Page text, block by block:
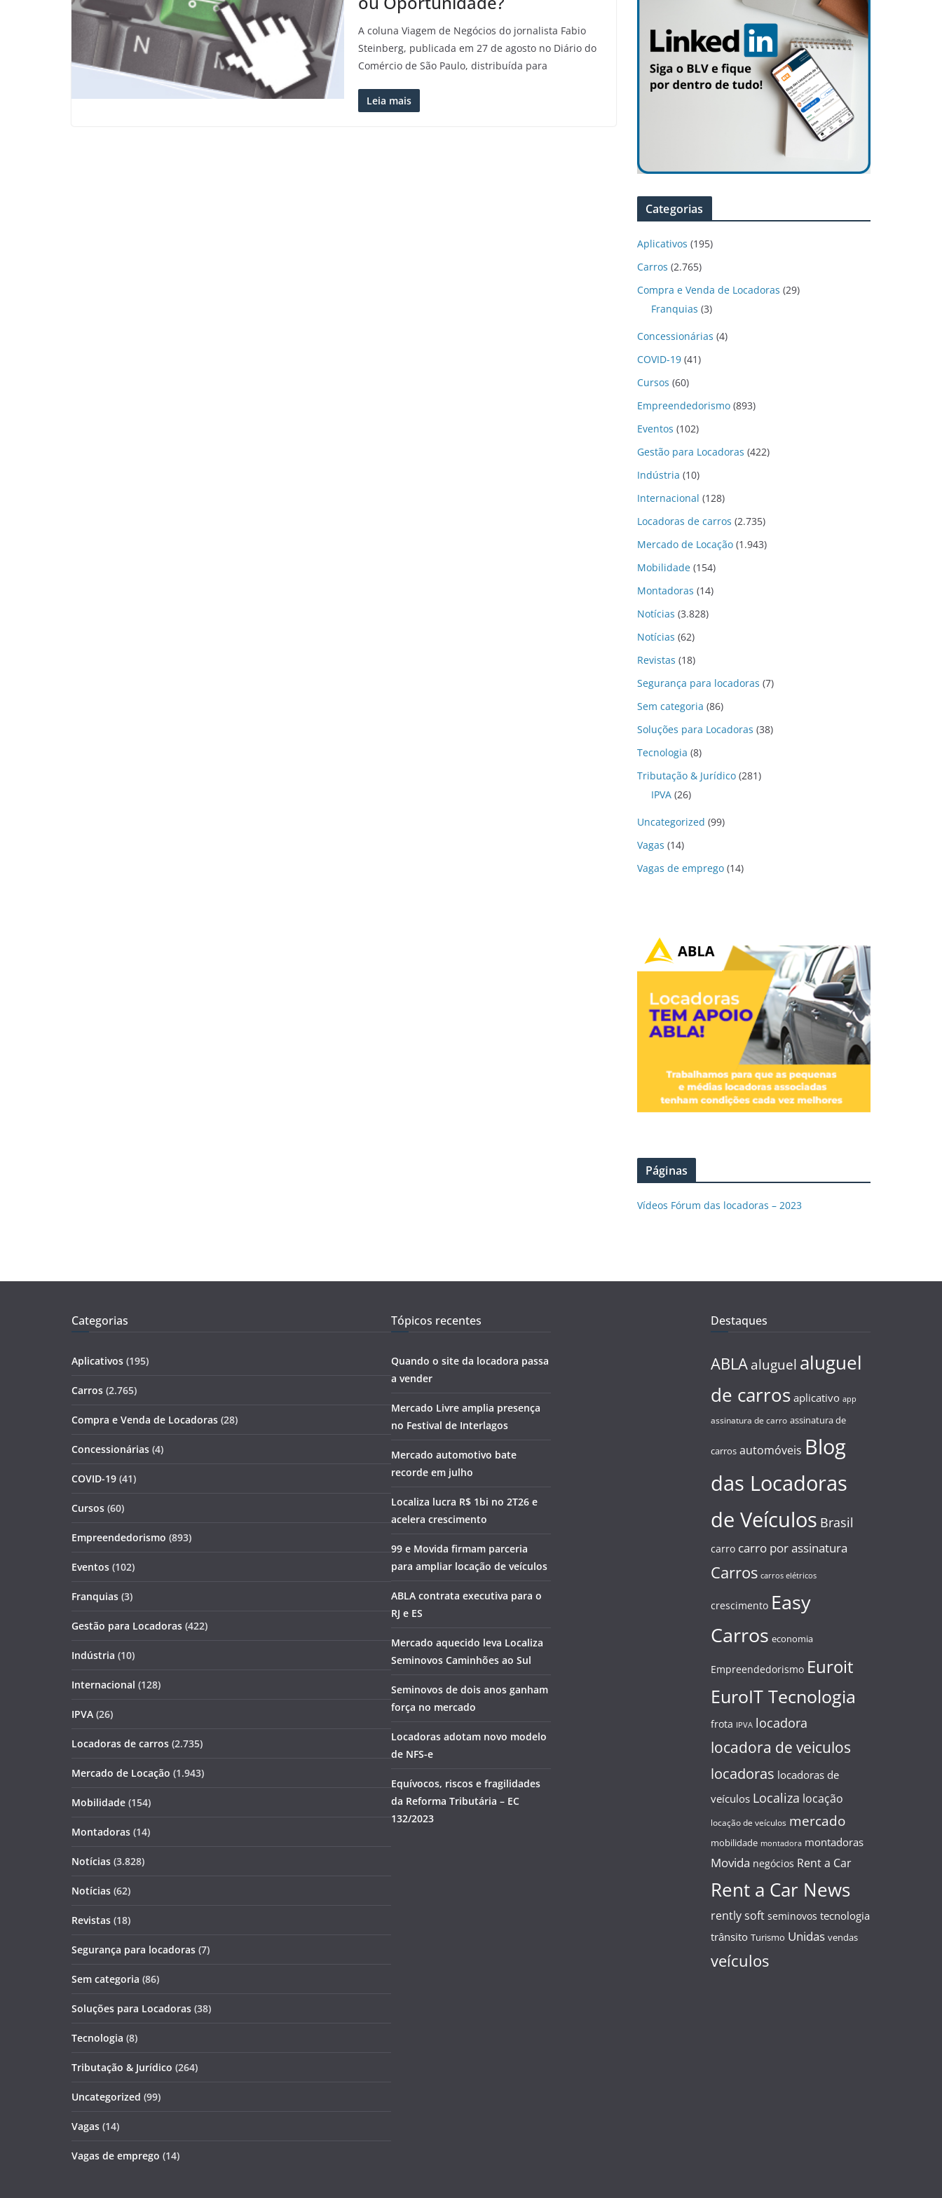
A coluna Viagem de Negócios do jornalista Fabio
Steinberg, publicada em 27 de agosto no Diário do
Comércio de São Paulo, distribuída para
Leia mais
Categorias
Aplicativos (195)
Carros (2.765)
Compra e Venda de Locadoras (29)
Franquias (3)
Concessionárias (4)
COVID-19 (41)
Cursos (60)
Empreendedorismo (893)
Eventos (102)
Gestão para Locadoras (422)
Indústria (10)
Internacional (128)
Locadoras de carros (2.735)
Mercado de Locação (1.943)
Mobilidade (154)
Montadoras (14)
Notícias (3.828)
Notícias (62)
Revistas (18)
Segurança para locadoras (7)
Sem categoria (86)
Soluções para Locadoras (38)
Tecnologia (8)
Tributação & Jurídico (281)
IPVA (26)
Uncategorized (99)
Vagas (14)
Vagas de emprego (14)
Páginas
Vídeos Fórum das locadoras – 2023
Categorias
Aplicativos (195)
Carros (2.765)
Compra e Venda de Locadoras (28)
Concessionárias (4)
COVID-19 (41)
Cursos (60)
Empreendedorismo (893)
Eventos (102)
Franquias (3)
Gestão para Locadoras (422)
Indústria (10)
Internacional (128)
IPVA (26)
Locadoras de carros (2.735)
Mercado de Locação (1.943)
Mobilidade (154)
Montadoras (14)
Notícias (3.828)
Notícias (62)
Revistas (18)
Segurança para locadoras (7)
Sem categoria (86)
Soluções para Locadoras (38)
Tecnologia (8)
Tributação & Jurídico (264)
Uncategorized (99)
Vagas (14)
Vagas de emprego (14)
Tópicos recentes
Quando o site da locadora passa
a vender
Mercado Livre amplia presença
no Festival de Interlagos
Mercado automotivo bate
recorde em julho
Localiza lucra R$ 1bi no 2T26 e
acelera crescimento
99 e Movida firmam parceria
para ampliar locação de veículos
ABLA contrata executiva para o
RJ e ES
Mercado aquecido leva Localiza
Seminovos Caminhões ao Sul
Seminovos de dois anos ganham
força no mercado
Locadoras adotam novo modelo
de NFS-e
Equívocos, riscos e fragilidades
da Reforma Tributária – EC
132/2023
Destaques
ABLA aluguel aluguel
de carros aplicativo app
assinatura de carro assinatura de
carros automóveis Blog
das Locadoras
de Veículos Brasil
carro carro por assinatura
Carros carros elétricos
crescimento Easy
Carros economia
Empreendedorismo Euroit
EuroIT Tecnologia
frota IPVA locadora
locadora de veiculos
locadoras locadoras de
veículos Localiza locação
locação de veículos mercado
mobilidade montadora montadoras
Movida negócios Rent a Car
Rent a Car News
rently soft seminovos tecnologia
trânsito Turismo Unidas vendas
veículos